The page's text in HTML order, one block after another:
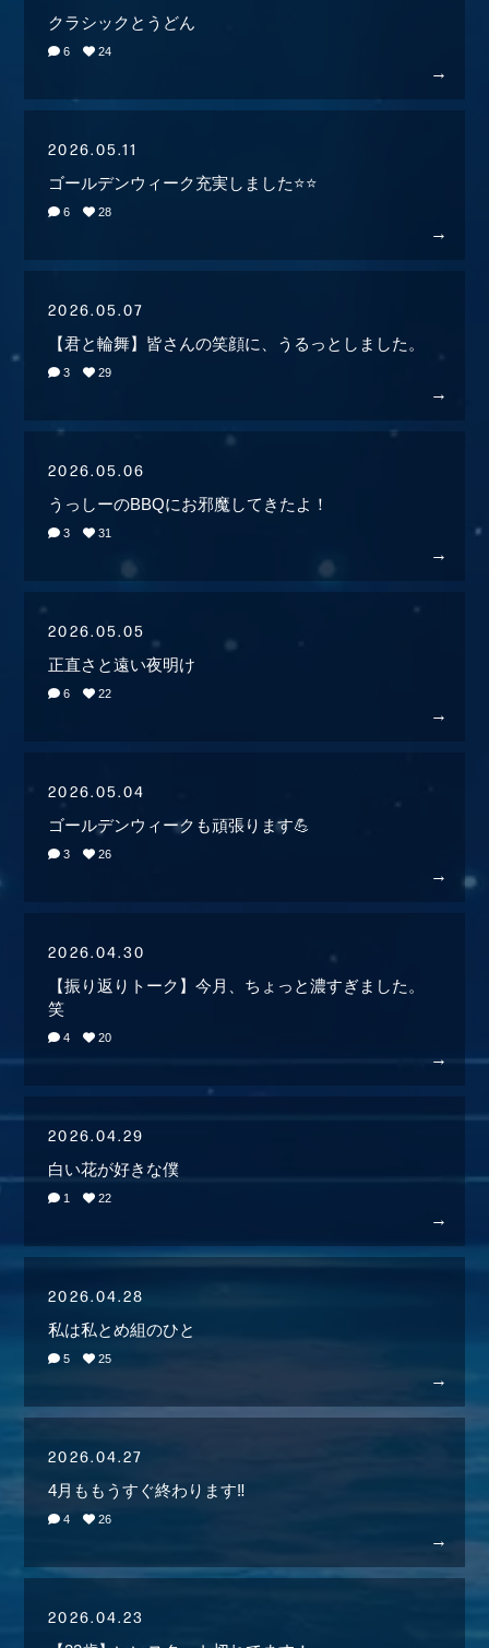
クラシックとうどん
6 24
2026.05.11
ゴールデンウィーク充実しました⭐️⭐️
6 28
2026.05.07
【君と輪舞】皆さんの笑顔に、うるっとしました。
3 29
2026.05.06
うっしーのBBQにお邪魔してきたよ！
3 31
2026.05.05
正直さと遠い夜明け
6 22
2026.05.04
ゴールデンウィークも頑張ります💪
3 26
2026.04.30
【振り返りトーク】今月、ちょっと濃すぎました。
笑
4 20
2026.04.29
白い花が好きな僕
1 22
2026.04.28
私は私とめ組のひと
5 25
2026.04.27
4月ももうすぐ終わります‼️
4 26
2026.04.23